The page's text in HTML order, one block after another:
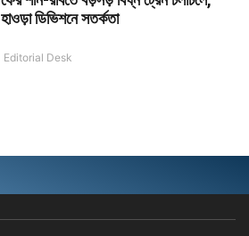
হাওড়া ডিভিশনে সতর্কতা
Editorial Desk